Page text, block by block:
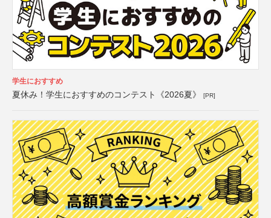
学生におすすめ
夏休み！学生におすすめのコンテスト《2026夏》 [PR]